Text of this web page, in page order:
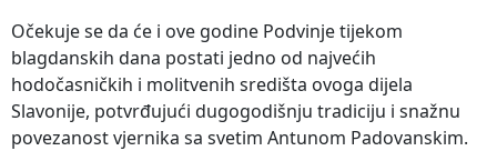
Očekuje se da će i ove godine Podvinje tijekom
blagdanskih dana postati jedno od najvećih
hodočasničkih i molitvenih središta ovoga dijela
Slavonije, potvrđujući dugogodišnju tradiciju i snažnu
povezanost vjernika sa svetim Antunom Padovanskim.